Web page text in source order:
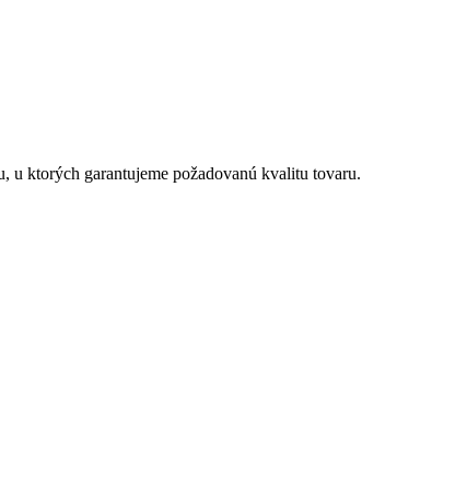
u ktorých garantujeme požadovanú kvalitu tovaru.